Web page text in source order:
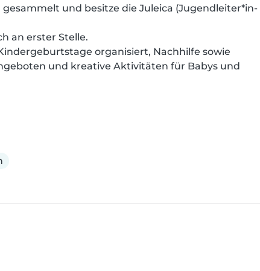
und besitze die Juleica (Jugendleiter*in-
an erster Stelle.
organisiert, Nachhilfe sowie
und kreative Aktivitäten für Babys und